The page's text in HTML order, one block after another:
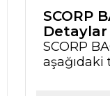
SCORP
Detaylar
SCORP